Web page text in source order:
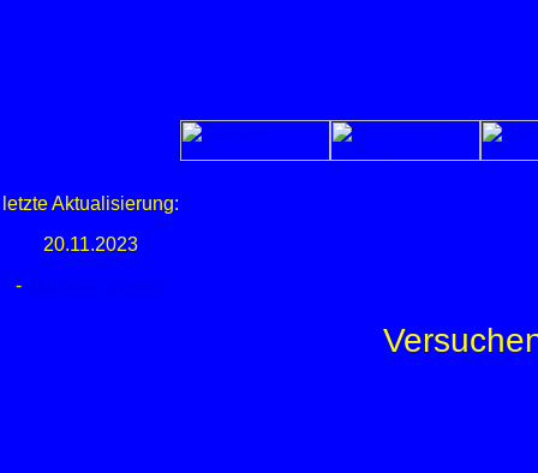
letzte Aktualisierung:
20.11.2023
-